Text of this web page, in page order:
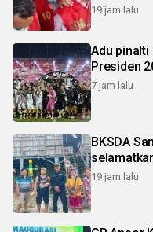
19 jam lalu
Adu pinalti
Presiden
7 jam lalu
BKSDA
19 jam lalu